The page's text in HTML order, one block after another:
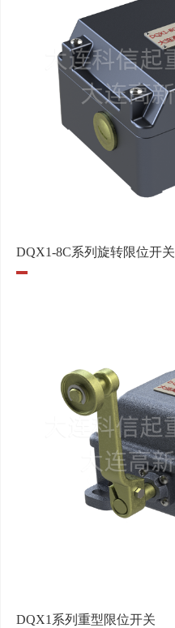
DQX1-8C系列旋转限位开关
DQX1系列重型限位开关